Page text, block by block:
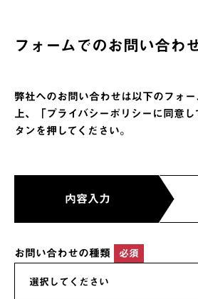
フォームでのお問い合わ
弊社へのお問い合わせは以下のフォ
上、「プライバシーポリシーに同意
タンを押してください。
内容入力
お問い合わせの種類 必須